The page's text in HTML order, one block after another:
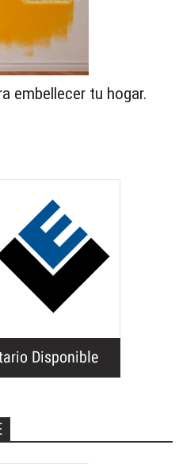
embellecer tu hogar.